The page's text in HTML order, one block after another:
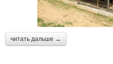
читать дальше →